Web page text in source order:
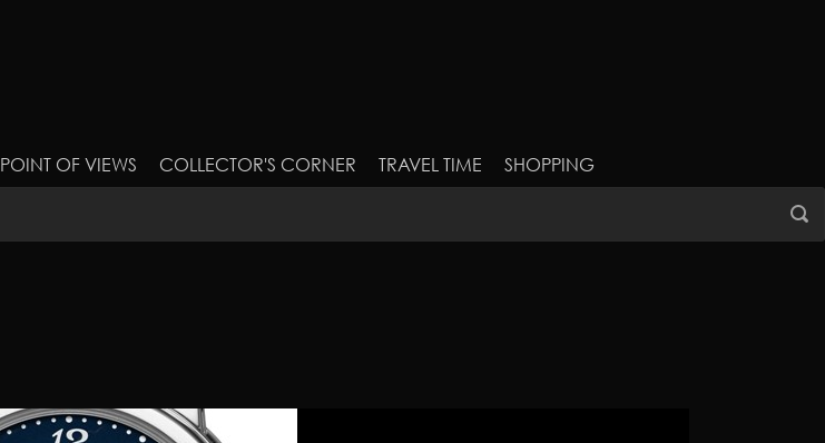
POINT OF VIEWS COLLECTOR'S CORNER TRAVEL TIME SHOPPING